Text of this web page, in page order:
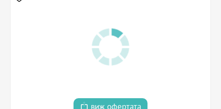
виж офертата